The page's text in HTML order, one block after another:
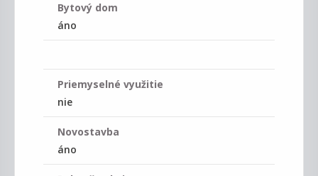
Bytový dom
áno
Priemyselné využitie
nie
Novostavba
áno